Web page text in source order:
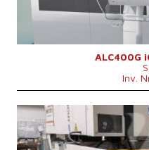
Achse V
Max. Tischbelastung
Maschinenabmessungen L x B x
Maschinengewicht
ALC400G
Inv.
Baujahr:
2016
X Weg
800
Y Weg
600